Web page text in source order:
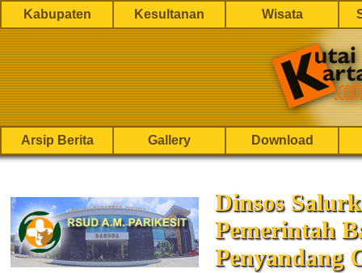
Kabupaten Kesultanan Wisata
Arsip Berita Gallery Download
Dinsos
Pemerintah
Penyandang